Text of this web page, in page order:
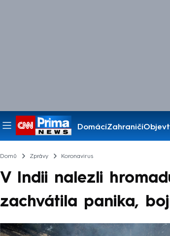
DomácíZahraničí
Pořady
Domů Zprávy Koronavirus
V Indii nalezli
zachvátila panika,